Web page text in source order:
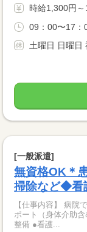
時給1,300円～
09：00〜17：
土曜日 日曜日
[一般派遣]
無資格OK＊
掃除など◆看
【仕事内容】 病院での看
ポート（身体介助
整備 ●看護...